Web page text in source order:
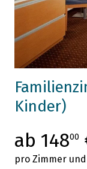
Kinder)
ab 14800
pro Zimmer